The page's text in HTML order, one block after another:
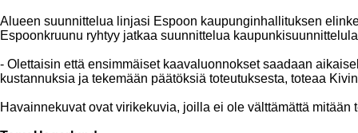
Alueen suunnittelua linjasi Espoon kaupunginhallituksen
Espoonkruunu ryhtyy jatkaa suunnittelua
- Olettaisin että ensimmäiset kaavaluonnokset saadaan
kustannuksia ja tekemään päätöksiä toteutuksesta, toteaa
Havainnekuvat ovat virikekuvia, joilla ei ole välttämättä